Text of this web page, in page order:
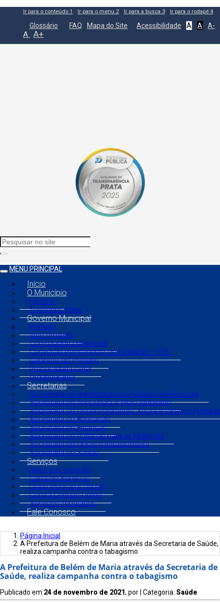
Ir para o conteúdo 1 Ir para o menu 2 Ir para a busca 3 Ir para o rodapé 4
Glossário FAQ Mapa do Site Acessibilidade A A A-
A A+
MENU PRINCIPAL
Início
O Município
História
Telefones Úteis
Governo Municipal
Prefeito
Vice Prefeito
Controladoria Municipal
Comissão Permanente de Licitação – CPL
Gabinete do Prefeito
Procuradoria Geral
Organograma
Secretarias
Secretaria de Administração e Gestão de Pessoas
Secretaria de Agricultura e Meio Ambiente
Secretaria de Desenvolvimento Social e Direitos
Secretaria de Educação
Secretaria de Finanças
Secretaria de Políticas para as Mulheres
Secretaria de Obras e Infraestrutura
Secretaria de Saúde
Serviços
Aviso de Licitação
Carta de Serviços
Diário Municipal Oficial
Contra Cheque Online
Serviços Tributários
Fale Conosco
Página Inicial
A Prefeitura de Belém de Maria através da Secretaria de Saúde,
realiza campanha contra o tabagismo
A Prefeitura de Belém de Maria através da Secretaria de
Saúde, realiza campanha contra o tabagismo
Publicado em 24 de novembro de 2021, por | Categoria: Saúde